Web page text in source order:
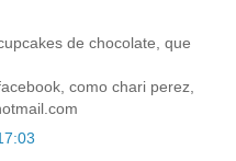
de chocolate, que
como chari perez,